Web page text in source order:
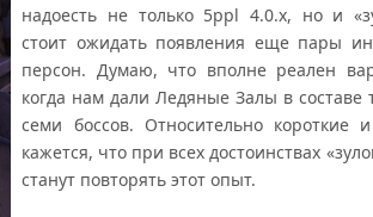
надоесть не только 5ppl 4.0.x, но и
стоит ожидать появления еще пары
персон. Думаю, что вполне реален
когда нам дали Ледяные Залы в составе
семи боссов. Относительно короткие
кажется, что при всех достоинствах
станут повторять этот опыт.